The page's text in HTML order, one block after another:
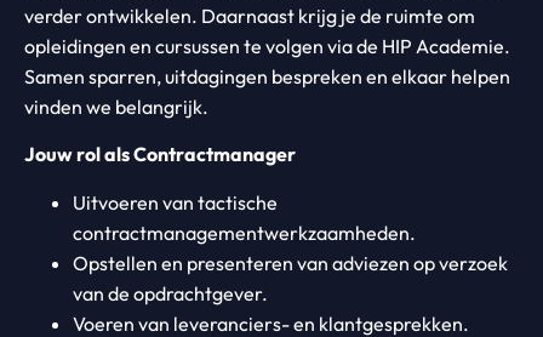
verder ontwikkelen. Daarnaast krijg je de ruimte om
opleidingen en cursussen te volgen via de HIP Academie.
Samen sparren, uitdagingen bespreken en elkaar helpen
vinden we belangrijk.
Jouw rol als Contractmanager
Uitvoeren van tactische
contractmanagementwerkzaamheden.
Opstellen en presenteren van adviezen op verzoek
van de opdrachtgever.
Voeren van leveranciers- en klantgesprekken.